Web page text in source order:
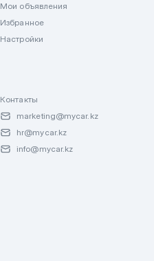
Мои объявления
Избранное
Настройки
Контакты
marketing@mycar.kz
hr@mycar.kz
info@mycar.kz